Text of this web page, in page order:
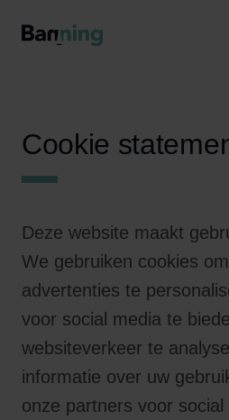
Cookie
Deze website maakt
We gebruiken cookies
advertenties te
voor social media te
websiteverkeer te
informatie over uw
onze partners voor